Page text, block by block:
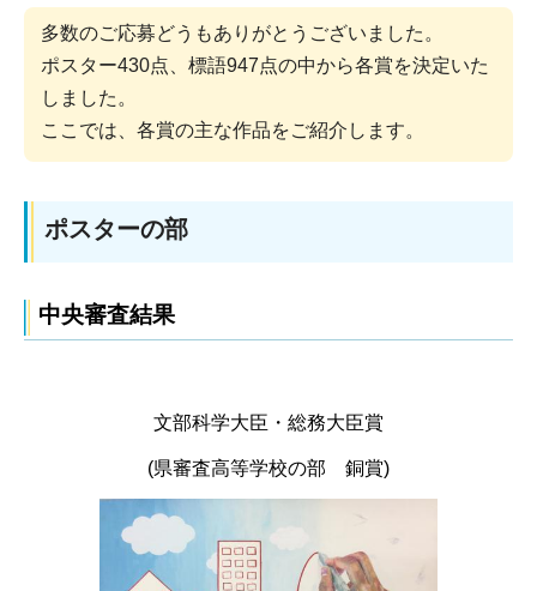
多数のご応募どうもありがとうございました。
ポスター430点、標語947点の中から各賞を決定いた
しました。
ここでは、各賞の主な作品をご紹介します。
ポスターの部
中央審査結果
文部科学大臣・総務大臣賞
(県審査高等学校の部 銅賞)